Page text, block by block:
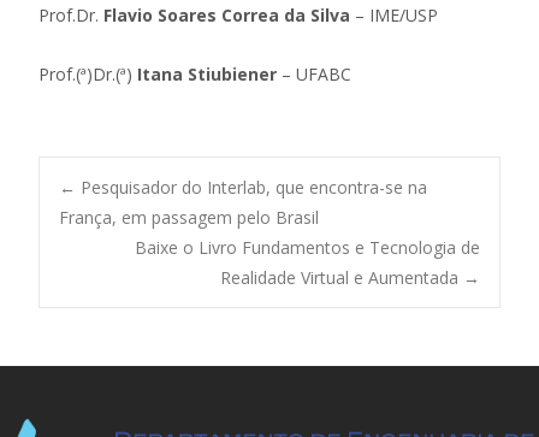
Prof.Dr. Flavio Soares Correa da Silva – IME/USP
Prof.(ª)Dr.(ª) Itana Stiubiener – UFABC
Post
navigation
← Pesquisador do Interlab, que encontra-se na
França, em passagem pelo Brasil
Baixe o Livro Fundamentos e Tecnologia de
Realidade Virtual e Aumentada →